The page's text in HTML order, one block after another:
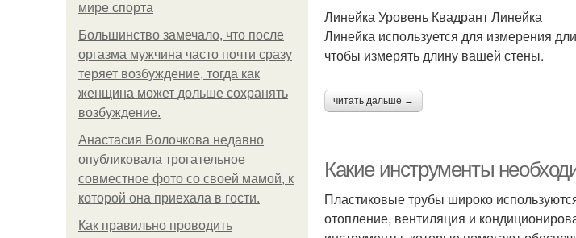
мире спорта
Большинство замечало, что после
оргазма мужчина часто почти сразу
теряет возбуждение, тогда как
женщина может дольше сохранять
возбуждение.
Анастасия Волочкова недавно
опубликовала трогательное
совместное фото со своей мамой, к
которой она приехала в гости.
Как правильно проводить
Линейка Уровень Квадрант Линейка
Линейка используется для измерения
чтобы измерять длину вашей стены.
читать дальше →
Какие инструменты
Пластиковые трубы широко
отопление, вентиляция и